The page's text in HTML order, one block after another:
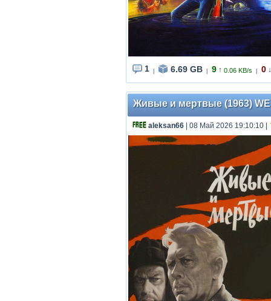
1 6.69 GB 9 ↑ 0.06 KB/s 0 ↓
Живые и мертвые (1963)
aleksan66 | 08 Май 2026 19:10:10